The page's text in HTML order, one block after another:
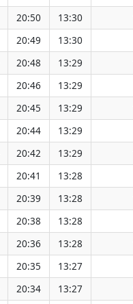
20:50 13:30
20:49 13:30
20:48 13:29
20:46 13:29
20:45 13:29
20:44 13:29
20:42 13:29
20:41 13:28
20:39 13:28
20:38 13:28
20:36 13:28
20:35 13:27
20:34 13:27